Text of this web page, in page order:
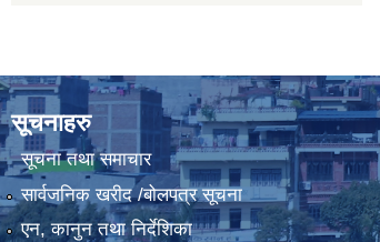
सूचनाहरु
सूचना तथा समाचार
सार्वजनिक खरीद /बोलपत्र सूचना
एन, कानुन तथा निर्देशिका